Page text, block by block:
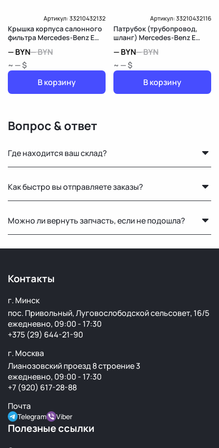
Артикул:33210432132
Крышка корпуса салонного
фильтра Mercedes-Benz E
—BYN—BYN
~ — $
В корзину
Артикул:33210432116
Патрубок (трубопровод,
шланг) Mercedes-Benz E
—BYN—BYN
~ — $
В корзину
Вопрос & ответ
Где находится ваш склад?
есть склад в России для ускоренной доставки по РФ.
Как быстро вы отправляете заказы?
страны доставка занимает от 1 до 5 дней в
зависимости от транспортной компании.
Можно ли вернуть запчасть, если не подошла?
Контакты
г. Минск
пос. Привольный, Луговослободской сельсовет, 16/5
ежедневно, 09:00 - 17:30
+375 (29) 644-21-90
г. Москва
Лианозовский проезд 8 строение 3
ежедневно, 09:00 - 17:30
+7 (920) 617-28-88
Почта
Telegram Viber
Полезные ссылки